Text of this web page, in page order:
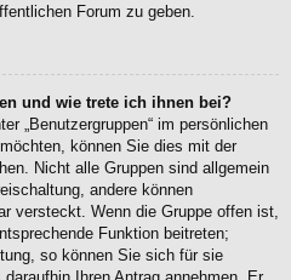
Forum zu geben.
und wie trete ich ihnen bei?
„Benutzergruppen“ im persönlichen
können Sie dies mit der
Nicht alle Gruppen sind allgemein
andere können
versteckt. Wenn die Gruppe offen ist,
Funktion beitreten;
so können Sie sich für sie